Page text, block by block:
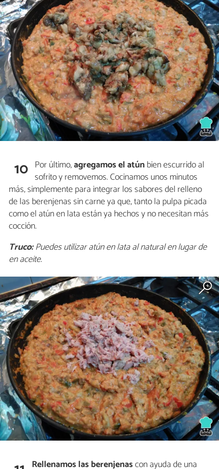
10 Por último,agregamos el atúnbien escurrido al
sofrito y removemos. Cocinamos unos minutos
más, simplemente para integrar los sabores del relleno
de las berenjenas sin carne ya que, tanto la pulpa picada
como el atún en lata están ya hechos y no necesitan más
cocción.
Truco:Puedes utilizar atún en lata al natural en lugar de
en aceite.
Rellenamos las berenjenascon ayuda de una